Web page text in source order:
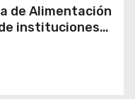
de Alimentación
instituciones